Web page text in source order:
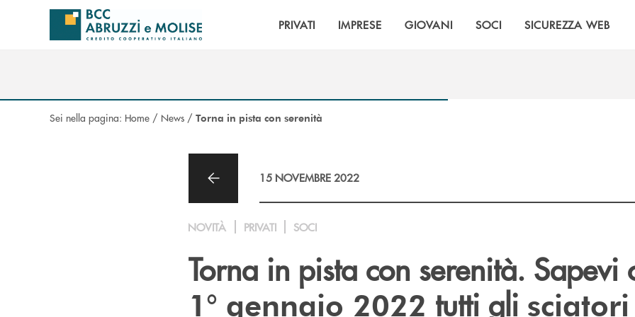
Salta al contenuto principale
PRIVATI IMPRESE GIOVANI SOCI SICUREZZA WEB
Sei nella pagina: Home / News / Torna in pista con serenità
15 NOVEMBRE 2022
NOVITÀ PRIVATI SOCI
Torna in pista con serenità. Sapevi
1° gennaio 2022 tutti gli sciatori